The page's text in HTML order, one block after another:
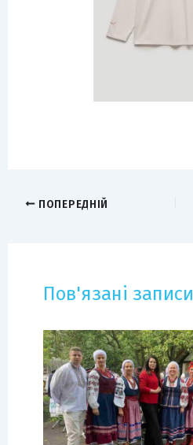
ПОПЕРЕДНІЙ
Пов'язані записи